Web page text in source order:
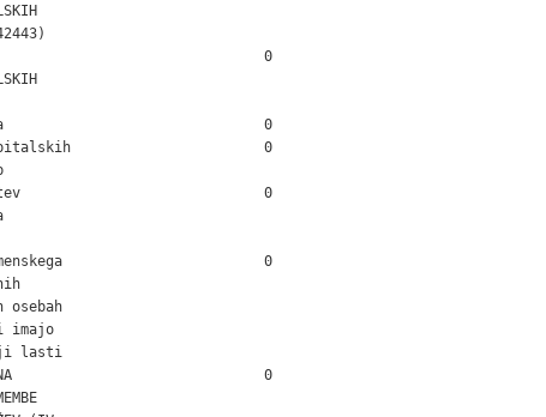
IN                                0
0
0
0
0
osebah
imajo
lasti
DANA                              0